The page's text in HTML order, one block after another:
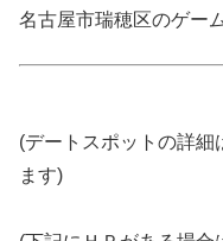
名古屋市瑞穂区のゲー
(デートスポットの詳細
ます)